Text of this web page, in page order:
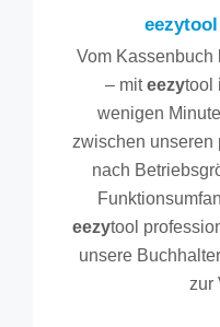
Vom Kassenbuch
– miteezytool
wenigen
zwischen unseren
nach
eezytool
unsere
zur